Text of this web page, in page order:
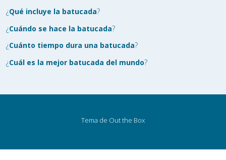
¿Qué incluye la batucada?
¿Cuándo se hace la batucada?
¿Cuánto tiempo dura una batucada?
¿Cuál es la mejor batucada del mundo?
Tema de Out the Box